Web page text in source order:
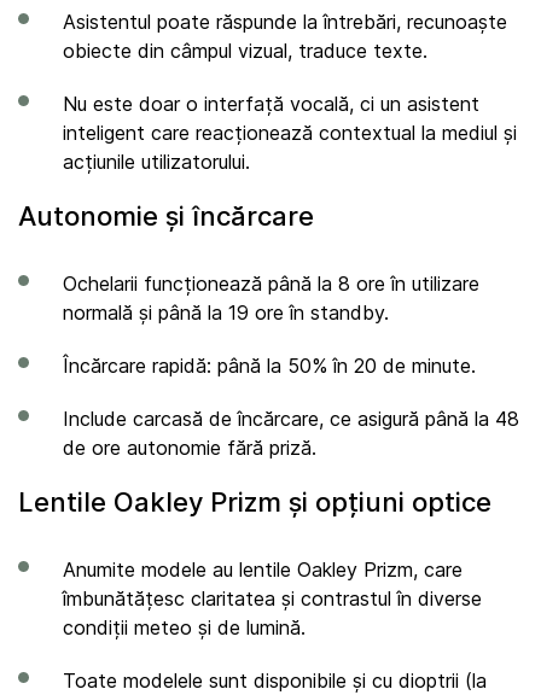
Asistentul poate răspunde la întrebări, recunoaște
obiecte din câmpul vizual, traduce texte.
Nu este doar o interfață vocală, ci un asistent
inteligent care reacționează contextual la mediul și
acțiunile utilizatorului.
Autonomie și încărcare
Ochelarii funcționează până la 8 ore în utilizare
normală și până la 19 ore în standby.
Încărcare rapidă: până la 50% în 20 de minute.
Include carcasă de încărcare, ce asigură până la 48
de ore autonomie fără priză.
Lentile Oakley Prizm și opțiuni optice
Anumite modele au lentile Oakley Prizm, care
îmbunătățesc claritatea și contrastul în diverse
condiții meteo și de lumină.
Toate modelele sunt disponibile și cu dioptrii (la